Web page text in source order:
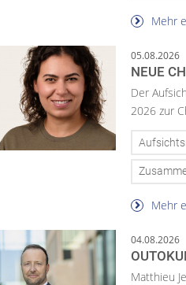
Mehr
05.08.2026
NEUE
Der
2026 zur
Mehr
04.08.2026
Matthieu